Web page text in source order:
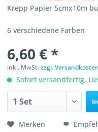
Krepp Papier 5cmx10m
6 verschiedene Farben
6,60 € *
inkl. MwSt.zzgl. Versandkosten
Sofort versandfertig,
Merken